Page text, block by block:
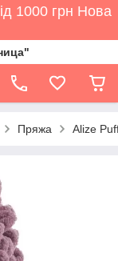
1000 грн Нова
Пряжа Alize